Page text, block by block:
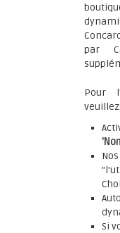
par
Pour
Si